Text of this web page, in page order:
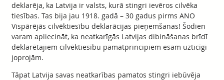
deklarēja, ka Latvija ir valsts, kurā stingri ievēros cilvēka
tiesības. Tas bija jau 1918. gadā – 30 gadus pirms ANO
Vispārējās cilvēktiesību deklarācijas pieņemšanas! Šodien
varam apliecināt, ka neatkarīgās Latvijas dibināšanas brīdī
deklarētajiem cilvēktiesību pamatprincipiem esam uzticīgi
joprojām.
Tāpat Latvija savas neatkarības pamatos stingri iebūvēja